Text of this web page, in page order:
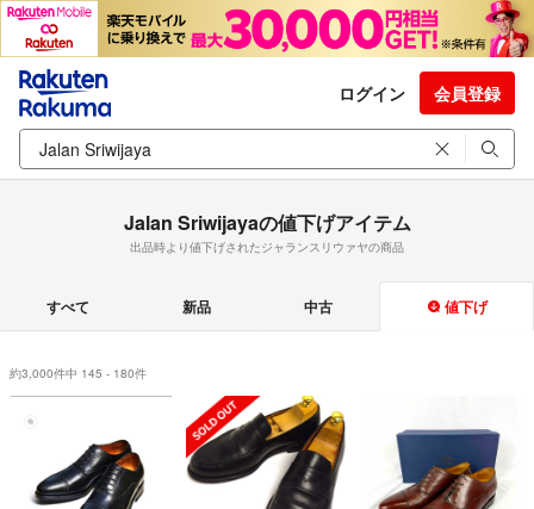
ログイン 会員登録
Jalan Sriwijayaの値下げアイテム
出品時より値下げされたジャランスリウァヤの商品
すべて 新品 中古 値下げ
約3,000件中 145 - 180件